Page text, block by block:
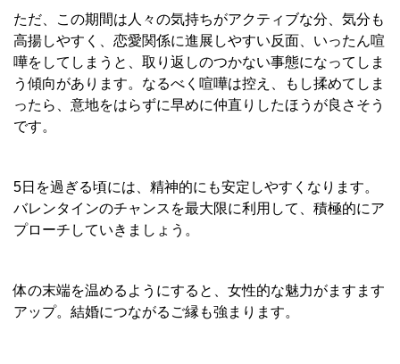
ただ、この期間は人々の気持ちがアクティブな分、気分も
高揚しやすく、恋愛関係に進展しやすい反面、いったん喧
嘩をしてしまうと、取り返しのつかない事態になってしま
う傾向があります。なるべく喧嘩は控え、もし揉めてしま
ったら、意地をはらずに早めに仲直りしたほうが良さそう
です。
5日を過ぎる頃には、精神的にも安定しやすくなります。
バレンタインのチャンスを最大限に利用して、積極的にア
プローチしていきましょう。
体の末端を温めるようにすると、女性的な魅力がますます
アップ。結婚につながるご縁も強まります。